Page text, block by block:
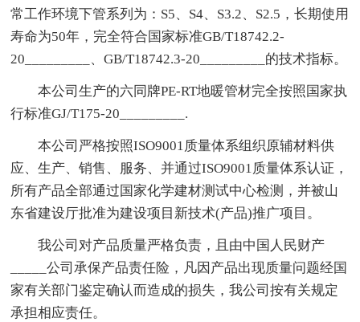
常工作环境下管系列为：S5、S4、S3.2、S2.5，长期使用
寿命为50年，完全符合国家标准GB/T18742.2-
20_________、GB/T18742.3-20_________的技术指标。
本公司生产的六同牌PE-RT地暖管材完全按照国家执
行标准GJ/T175-20_________.
本公司严格按照ISO9001质量体系组织原辅材料供
应、生产、销售、服务、并通过ISO9001质量体系认证，
所有产品全部通过国家化学建材测试中心检测，并被山
东省建设厅批准为建设项目新技术(产品)推广项目。
我公司对产品质量严格负责，且由中国人民财产
_____公司承保产品责任险，凡因产品出现质量问题经国
家有关部门鉴定确认而造成的损失，我公司按有关规定
承担相应责任。